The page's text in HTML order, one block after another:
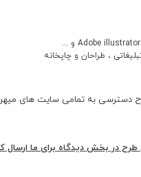
، طراحان و چاپخانه
دسترسی به تمامی سایت های
طرح در بخش دیدگاه برای ما ارسال